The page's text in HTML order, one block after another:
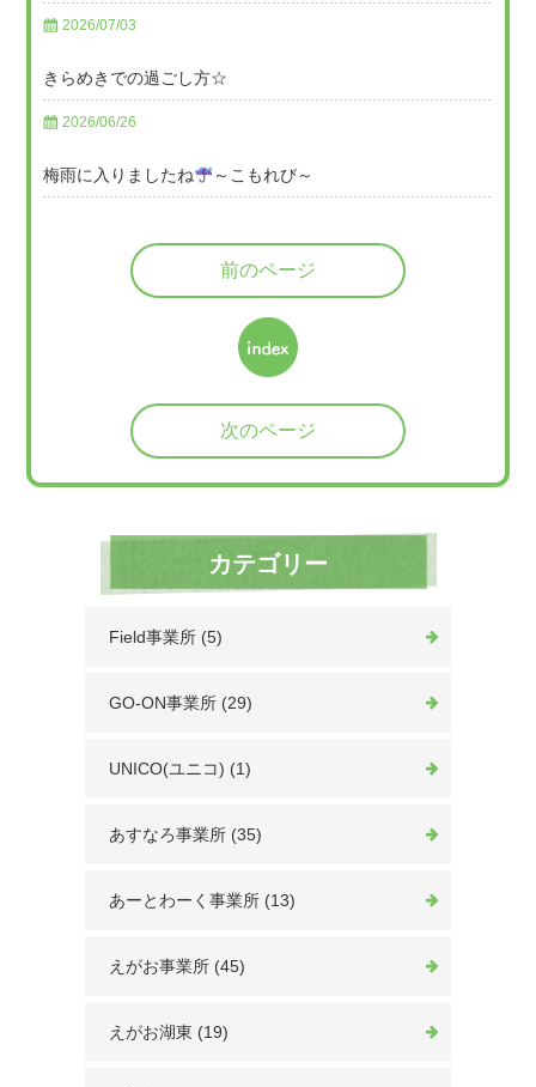
2026/07/03
きらめきでの過ごし方☆
2026/06/26
梅雨に入りましたね ～こもれび～
前のページ
次のページ
カテゴリー
Field事業所 (5)
GO-ON事業所 (29)
UNICO(ユニコ) (1)
あすなろ事業所 (35)
あーとわーく事業所 (13)
えがお事業所 (45)
えがお湖東 (19)